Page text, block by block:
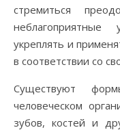
стремиться
укреплять и
в соответствии со
Существуют
человеческом
зубов, костей и